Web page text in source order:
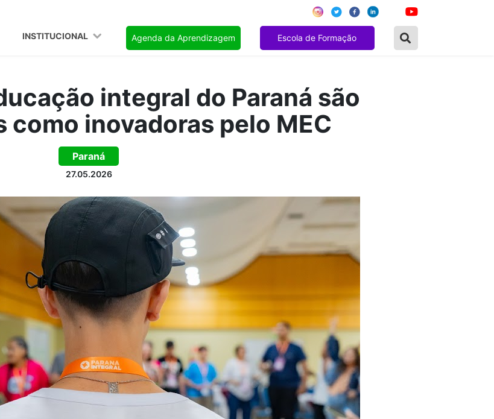
INSTITUCIONAL Agenda da Aprendizagem Escola de Formação
integral do Paraná são
como inovadoras pelo MEC
Paraná
27.05.2026